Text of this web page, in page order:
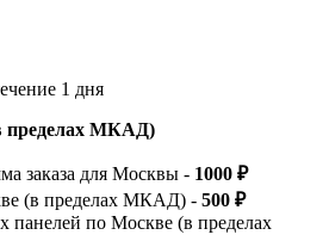
1 дня
пределах МКАД)
заказа для Москвы - 1000 ₽
(в пределах МКАД) - 500 ₽
панелей по Москве (в пределах